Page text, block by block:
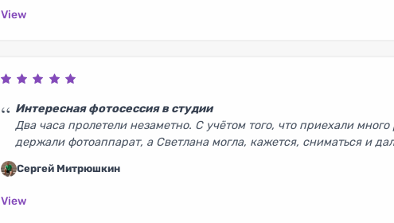
View
Интересная фотосессия в студии
Два часа пролетели незаметно. С учётом того, что приехали
держали фотоаппарат, а Светлана могла, кажется, сниматься и
Сергей Митрюшкин
View